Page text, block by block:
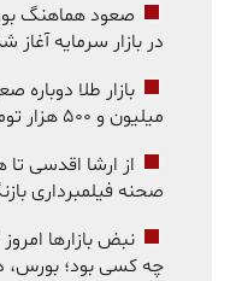
صعود هماهنگ
در بازار سرمایه
میلیون و ۵۰۰ هزار تومان شد
صحنه فیلمبرداری
چه کسی بود؛ بورس،